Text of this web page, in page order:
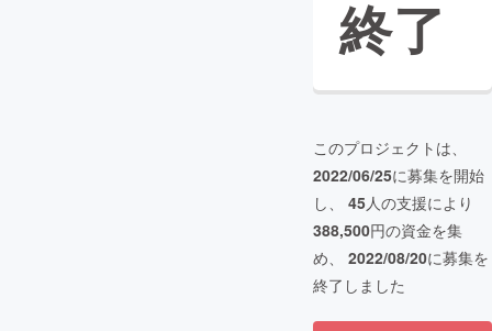
終了
このプロジェクトは、
2022/06/25に募集を開始
し、 45人の支援により
388,500円の資金を集
め、 2022/08/20に募集を
終了しました